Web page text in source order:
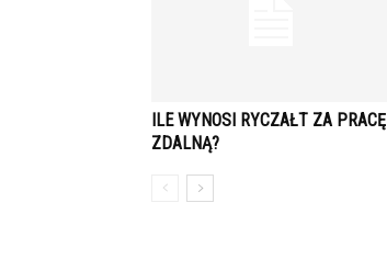
ILE WYNOSI RYCZAŁT ZA PRACĘ
ZDALNĄ?